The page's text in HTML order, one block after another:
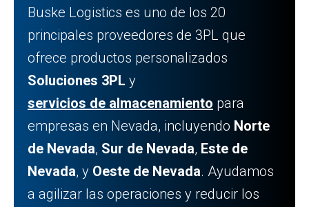
Buske Logistics es uno de los 20
principales proveedores de 3PL que
ofrece productos personalizados
Soluciones 3PL y
servicios de almacenamiento para
empresas en Nevada, incluyendo Norte
de Nevada, Sur de Nevada, Este de
Nevada, y Oeste de Nevada. Ayudamos
a agilizar las operaciones y reducir los